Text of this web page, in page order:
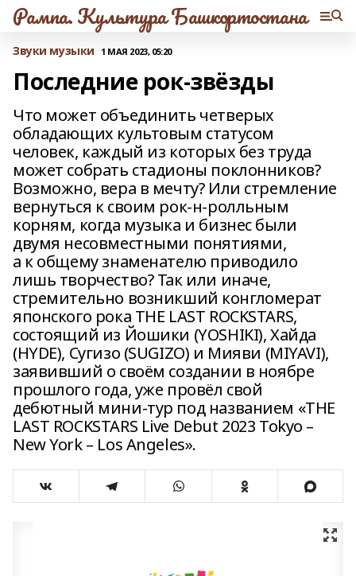
Рампа. Культура Башкортостана
Звуки музыки 1 МАЯ 2023, 05:20
Последние рок-звёзды
Что может объединить четверых
обладающих культовым статусом
человек, каждый из которых без труда
может собрать стадионы поклонников?
Возможно, вера в мечту? Или стремление
вернуться к своим рок-н‑ролльным
корням, когда музыка и бизнес были
двумя несовместными понятиями,
а к общему знаменателю приводило
лишь творчество? Так или иначе,
стремительно возникший конгломерат
японского рока THE LAST ROCKSTARS,
состоящий из Йошики (YOSHIKI), Хайда
(HYDE), Сугизо (SUGIZO) и Мияви (MIYAVI),
заявивший о своём создании в ноябре
прошлого года, уже провёл свой
дебютный мини-тур под названием «THE
LAST ROCKSTARS Live Debut 2023 Tokyo –
New York – Los Angeles».